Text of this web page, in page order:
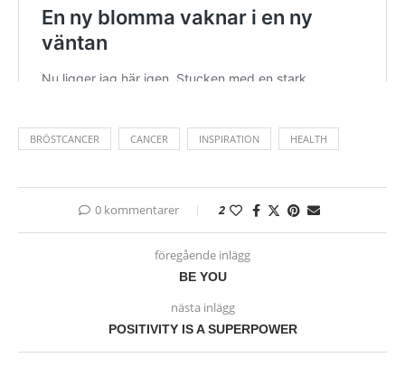
BRÖSTCANCER CANCER INSPIRATION HEALTH
0 kommentarer 2
föregående inlägg
BE YOU
nästa inlägg
POSITIVITY IS A SUPERPOWER